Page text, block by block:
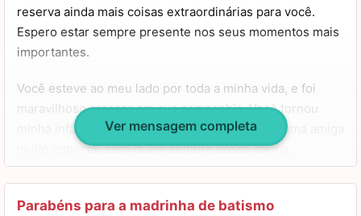
reserva ainda mais coisas extraordinárias para você.
Espero estar sempre presente nos seus momentos mais
importantes.
Você esteve ao meu lado por toda a minha vida, e foi
maravilhoso crescer em sua companhia. Você tornou
minha infância mais divertida e hoje se tornou uma amiga
muito especial, com quem sempre posso contar.
Tenho muita gratidão pela sua vida e por tudo o que fez
por mim até aqui, espero poder expressar isso bem. Que
Ver mensagem completa
Parabéns para a madrinha de batismo